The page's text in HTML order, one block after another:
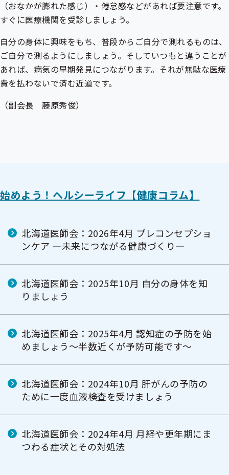
（おなかが膨れた感じ）・倦怠感などがあれば要注意です。
すぐに医療機関を受診しましょう。
自分の身体に興味をもち、普段からご自分で測れるものは、
ご自分で測るようにしましょう。そしていつもと違うことが
あれば、病気の早期発見につながります。それが無駄な医療
費を払わないで済む近道です。
（副会長 藤原秀俊）
始めよう！ヘルシーライフ【健康コラム】
北海道医師会：2026年4月 プレコンセプショ
ンケア ―未来につながる健康づくり―
北海道医師会：2025年10月 自分の身体を知
りましょう
北海道医師会：2025年4月 認知症の予防を始
めましょう〜半数近くが予防可能です〜
北海道医師会：2024年10月 肝がんの予防の
ために一度血液検査を受けましょう
北海道医師会：2024年4月 月経や更年期にま
つわる症状とその対処法